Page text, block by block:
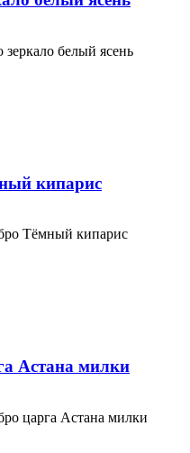
белый ясень
кипарис
Тёмный кипарис
Астана милки
царга Астана милки